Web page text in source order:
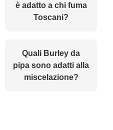
è adatto a chi fuma
Toscani?
Quali Burley da
pipa sono adatti alla
miscelazione?